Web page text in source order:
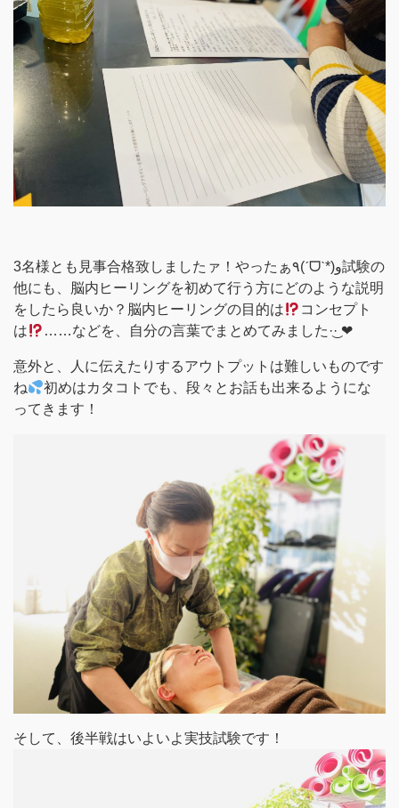
3名様とも見事合格致しましたァ！やったぁ٩(ˊᗜˋ*)و試験の
他にも、脳内ヒーリングを初めて行う方にどのような説明
をしたら良いか？脳内ヒーリングの目的は
コンセプト
は
意外と、人に伝えたりするアウトプットは難しいものです
ね
初めはカタコトでも、段々とお話も出来るようにな
ってきます！
そして、後半戦はいよいよ実技試験です！